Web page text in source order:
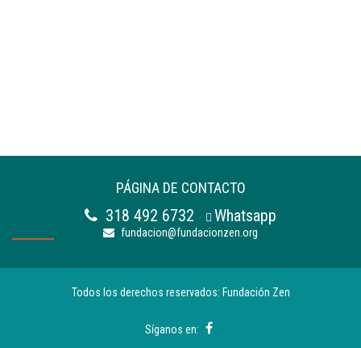
PÁGINA DE CONTACTO
318 492 6732 - Whatsapp
fundacion@fundacionzen.org
Todos los derechos reservados: Fundación Zen
Síganos en: